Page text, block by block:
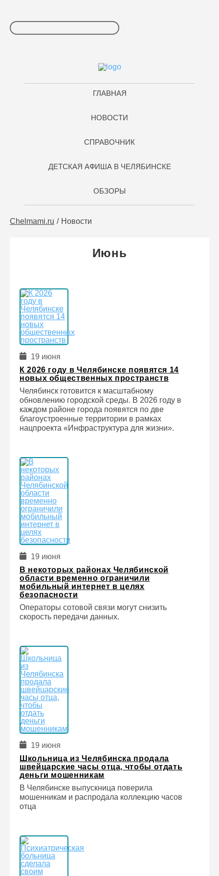
ГЛАВНАЯ
НОВОСТИ
СПРАВОЧНИК
ДЕТСКАЯ АФИША В ЧЕЛЯБИНСКЕ
ОБЗОРЫ
Chelmami.ru Новости
Июнь
19 июня
К 2026 году в Челябинске появятся 14
новых общественных пространств
Челябинск готовится к масштабному
обновлению городской среды. В 2026 году в
каждом районе города появятся по две
благоустроенные территории в рамках
нацпроекта «Инфраструктура для жизни».
19 июня
В некоторых районах Челябинской
области временно ограничили
мобильный интернет в целях
безопасности
Операторы сотовой связи могут снизить
скорость передачи данных.
19 июня
Школьница из Челябинска продала
швейцарские часы отца, чтобы отдать
деньги мошенникам
В Челябинске выпускница поверила
мошенникам и распродала коллекцию часов
отца